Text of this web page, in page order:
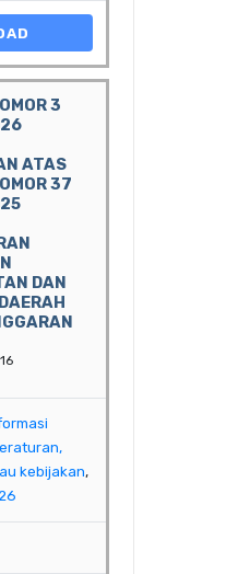
3
ATAS
37
DAN
kebijakan,